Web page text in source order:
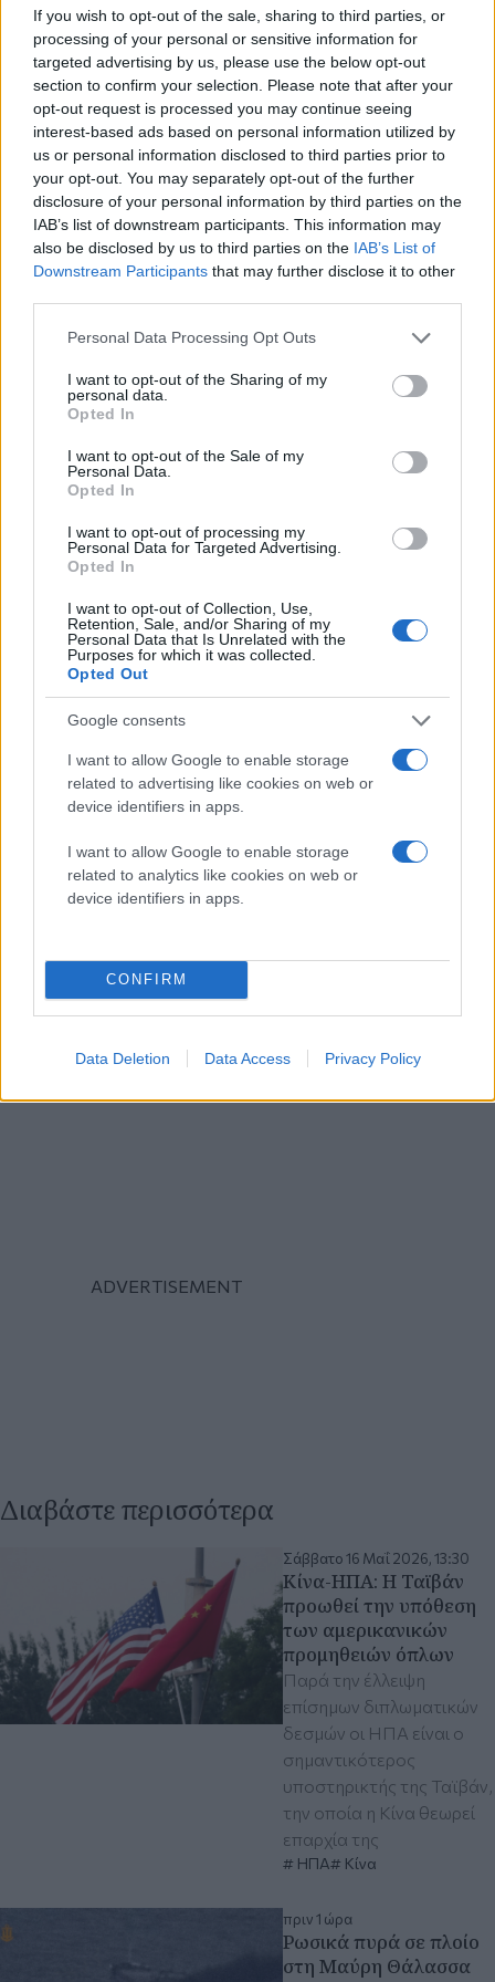
If you wish to opt-out of the sale, sharing to third parties, or
processing of your personal or sensitive information for
targeted advertising by us, please use the below opt-out
section to confirm your selection. Please note that after your
opt-out request is processed you may continue seeing
interest-based ads based on personal information utilized by
us or personal information disclosed to third parties prior to
your opt-out. You may separately opt-out of the further
disclosure of your personal information by third parties on the
IAB’s list of downstream participants. This information may
also be disclosed by us to third parties on the IAB’s List of
Downstream Participants that may further disclose it to other
Please note that this website/app uses one or more Google
not limited to your visit or usage behaviour. You may click to
grant or deny consent to Google and its third-party tags to
use your data for below specified purposes in below Google
consent section.
Personal Data Processing Opt Outs
I want to opt-out of the Sharing of my
personal data.
Opted In
I want to opt-out of the Sale of my
Personal Data.
Opted In
I want to opt-out of processing my
Personal Data for Targeted Advertising.
Opted In
I want to opt-out of Collection, Use,
Retention, Sale, and/or Sharing of my
Personal Data that Is Unrelated with the
Purposes for which it was collected.
Opted Out
Google consents
I want to allow Google to enable storage
related to advertising like cookies on web or
device identifiers in apps.
I want to allow Google to enable storage
related to analytics like cookies on web or
device identifiers in apps.
CONFIRM
Data Deletion Data Access Privacy Policy
ΔΙΕΘΝΗ
Διαβάστε περισσότερα
Σάββατο 16 Μαΐ 2026, 13:30
Κίνα-ΗΠΑ: Η Ταϊβάν
προωθεί την υπόθεση
των αμερικανικών
προμηθειών όπλων
Παρά την έλλειψη
επίσημων διπλωματικών
δεσμών οι ΗΠΑ είναι ο
σημαντικότερος
υποστηρικτής της Ταϊβάν,
την οποία η Κίνα θεωρεί
επαρχία της
ΗΠΑ Κίνα
πριν 1 ώρα
Ρωσικά πυρά σε πλοίο
στη Μαύρη Θάλασσα